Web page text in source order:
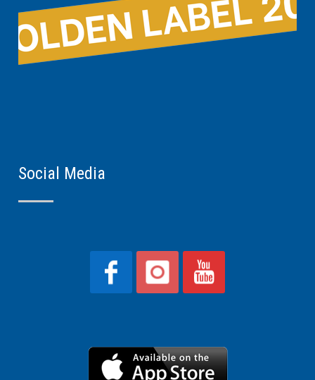
Social Media